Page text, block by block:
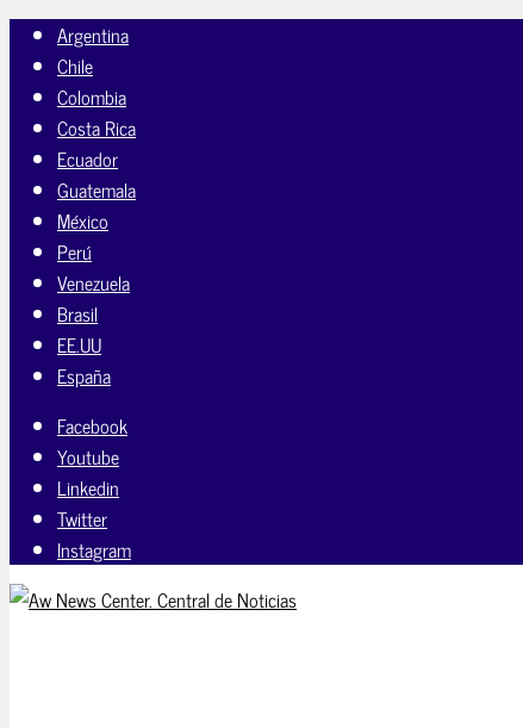
Argentina
Chile
Colombia
Costa Rica
Ecuador
Guatemala
México
Perú
Venezuela
Brasil
EE.UU
España
Facebook
Youtube
Linkedin
Twitter
Instagram